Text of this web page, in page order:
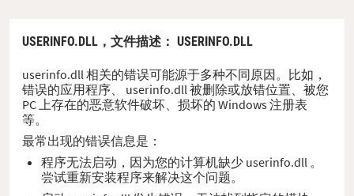
USERINFO.DLL， 文件描述 ： USERINFO.DLL
userinfo.dll 相关的错误可能源于多种不同原因。比如，
错误的应用程序、 userinfo.dll 被删除或放错位置、被您
PC 上存在的恶意软件破坏、损坏的 Windows 注册表
等。
最常出现的错误信息是：
程序无法启动，因为您的计算机缺少 userinfo.dll 。
尝试重新安装程序来解决这个问题。